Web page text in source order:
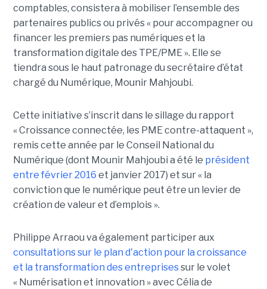
comptables, consistera à mobiliser l’ensemble des
partenaires publics ou privés « pour accompagner ou
financer les premiers pas numériques et la
transformation digitale des TPE/PME ». Elle se
tiendra sous le haut patronage du secrétaire d’état
chargé du Numérique, Mounir Mahjoubi.
Cette initiative s’inscrit dans le sillage du rapport
« Croissance connectée, les PME contre-attaquent »,
remis cette année par le Conseil National du
Numérique (dont Mounir Mahjoubi a été le président
entre février 2016 et janvier 2017) et sur « la
conviction que le numérique peut être un levier de
création de valeur et d’emplois ».
Philippe Arraou va également participer aux
consultations sur le plan d'action pour la croissance
et la transformation des entreprisessur le volet
« Numérisation et innovation » avec Célia de